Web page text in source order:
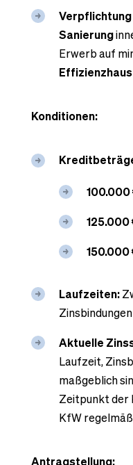
Sanierung
Erwerb auf
Effizienzhaus
Konditionen:
100.000
125.000
150.000
Laufzeiten:
Aktuelle
Laufzeit,
maßgeblich
Zeitpunkt der
KfW
Antragstellung: